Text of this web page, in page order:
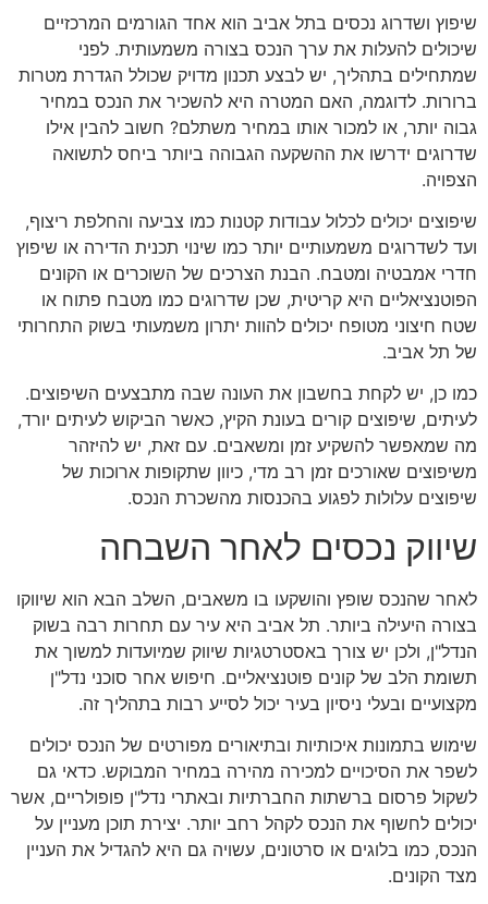
שיפוץ ושדרוג נכסים בתל אביב הוא אחד הגורמים המרכזיים
שיכולים להעלות את ערך הנכס בצורה משמעותית. לפני
שמתחילים בתהליך, יש לבצע תכנון מדויק שכולל הגדרת מטרות
ברורות. לדוגמה, האם המטרה היא להשכיר את הנכס במחיר
גבוה יותר, או למכור אותו במחיר משתלם? חשוב להבין אילו
שדרוגים ידרשו את ההשקעה הגבוהה ביותר ביחס לתשואה
הצפויה.
שיפוצים יכולים לכלול עבודות קטנות כמו צביעה והחלפת ריצוף,
ועד לשדרוגים משמעותיים יותר כמו שינוי תכנית הדירה או שיפוץ
חדרי אמבטיה ומטבח. הבנת הצרכים של השוכרים או הקונים
הפוטנציאליים היא קריטית, שכן שדרוגים כמו מטבח פתוח או
שטח חיצוני מטופח יכולים להוות יתרון משמעותי בשוק התחרותי
של תל אביב.
כמו כן, יש לקחת בחשבון את העונה שבה מתבצעים השיפוצים.
לעיתים, שיפוצים קורים בעונת הקיץ, כאשר הביקוש לעיתים יורד,
מה שמאפשר להשקיע זמן ומשאבים. עם זאת, יש להיזהר
משיפוצים שאורכים זמן רב מדי, כיוון שתקופות ארוכות של
שיפוצים עלולות לפגוע בהכנסות מהשכרת הנכס.
שיווק נכסים לאחר השבחה
לאחר שהנכס שופץ והושקעו בו משאבים, השלב הבא הוא שיווקו
בצורה היעילה ביותר. תל אביב היא עיר עם תחרות רבה בשוק
הנדל"ן, ולכן יש צורך באסטרטגיות שיווק שמיועדות למשוך את
תשומת הלב של קונים פוטנציאליים. חיפוש אחר סוכני נדל"ן
מקצועיים ובעלי ניסיון בעיר יכול לסייע רבות בתהליך זה.
שימוש בתמונות איכותיות ובתיאורים מפורטים של הנכס יכולים
לשפר את הסיכויים למכירה מהירה במחיר המבוקש. כדאי גם
לשקול פרסום ברשתות החברתיות ובאתרי נדל"ן פופולריים, אשר
יכולים לחשוף את הנכס לקהל רחב יותר. יצירת תוכן מעניין על
הנכס, כמו בלוגים או סרטונים, עשויה גם היא להגדיל את העניין
מצד הקונים.